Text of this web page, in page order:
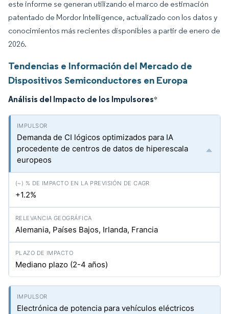
este informe se generan utilizando el marco de estimación
patentado de Mordor Intelligence, actualizado con los datos y
conocimientos más recientes disponibles a partir de enero de
2026.
Tendencias e Información del Mercado de
Dispositivos Semiconductores en Europa
Análisis del Impacto de los Impulsores*
Demanda de CI lógicos optimizados para IA
procedente de centros de datos de hiperescala
europeos
+1.2%
Alemania, Países Bajos, Irlanda, Francia
Mediano plazo (2-4 años)
Electrónica de potencia para vehículos eléctricos